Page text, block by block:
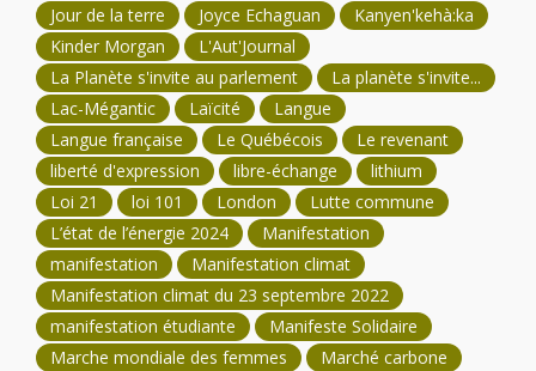
Jour de la terre
Joyce Echaguan
Kanyen'kehà:ka
Kinder Morgan
L'Aut'Journal
La Planète s'invite au parlement
La planète s'invite...
Lac-Mégantic
Laïcité
Langue
Langue française
Le Québécois
Le revenant
liberté d'expression
libre-échange
lithium
Loi 21
loi 101 London
Lutte commune
L’état de l’énergie 2024
Manifestation
manifestation
Manifestation climat
Manifestation climat du 23 septembre 2022
manifestation étudiante
Manifeste Solidaire
Marche mondiale des femmes
Marché carbone